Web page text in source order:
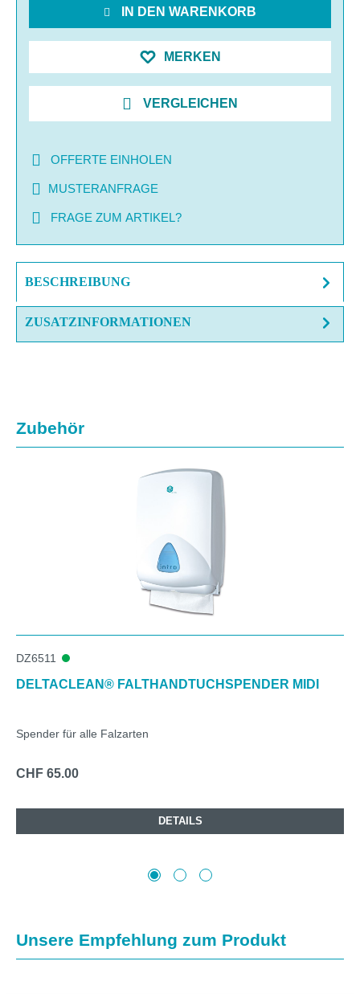
IN DEN WARENKORB
MERKEN
VERGLEICHEN
OFFERTE EINHOLEN
MUSTERANFRAGE
FRAGE ZUM ARTIKEL?
BESCHREIBUNG
ZUSATZINFORMATIONEN
Produktgalerie überspringen
Zubehör
DZ6511
DELTACLEAN® FALTHANDTUCHSPENDER MIDI
Spender für alle Falzarten
CHF 65.00
DETAILS
Produktgalerie überspringen
Unsere Empfehlung zum Produkt